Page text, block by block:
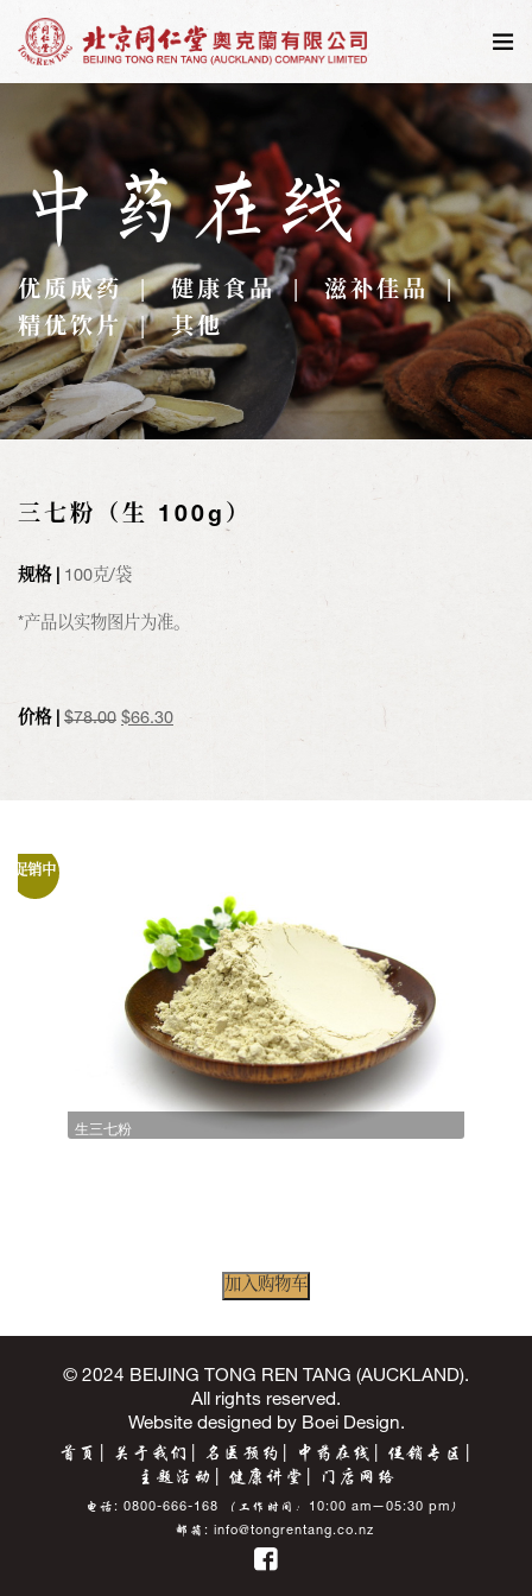
中药在线
优质成药 健康食品
滋补佳品
精优饮片
其他
三七粉（生 100g）
规格 | 100克/袋
*产品以实物图片为准。
价格 | $78.00 原
$66.30当
促销中
生三七粉
加入购物车
© 2024 BEIJING TONG REN TANG (AUCKLAND).
All rights reserved.
Website designed by Boei Design.
首页
关于我们 名医预约 中药在线
促销专区
主题活动
健康讲堂 门店网络
电话: 0800-666-168
（工作时间：10:00 am—05:30 pm）
邮箱: info@tongrentang.co.nz